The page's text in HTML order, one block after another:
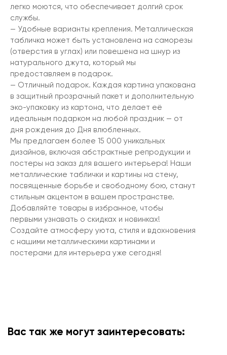
легко моются, что обеспечивает долгий срок
службы.
— Удобные варианты крепления. Металлическая
табличка может быть установлена на саморезы
(отверстия в углах) или повешена на шнур из
натурального джута, который мы
предоставляем в подарок.
— Отличный подарок. Каждая картина упакована
в защитный прозрачный пакет и дополнительную
эко-упаковку из картона, что делает её
идеальным подарком на любой праздник — от
дня рождения до Дня влюбленных.
Мы предлагаем более 15 000 уникальных
дизайнов, включая абстрактные репродукции и
постеры на заказ для вашего интерьера! Наши
металлические таблички и картины на стену,
посвященные борьбе и свободному бою, станут
стильным акцентом в вашем пространстве.
Добавляйте товары в избранное, чтобы
первыми узнавать о скидках и новинках!
Создайте атмосферу уюта, стиля и вдохновения
с нашими металлическими картинами и
постерами для интерьера уже сегодня!
Вас так же могут заинтересовать: